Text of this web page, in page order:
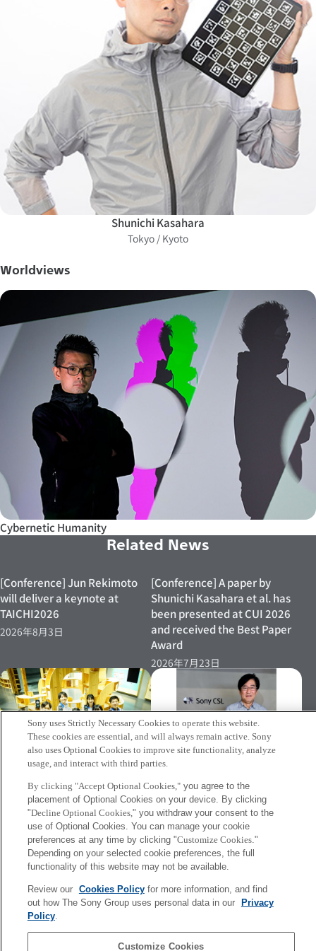
Shunichi Kasahara
Tokyo / Kyoto
Worldviews
Cybernetic Humanity
Related News
[Conference] Jun Rekimoto
will deliver a keynote at
TAICHI2026
2026年8月3日
[Conference] A paper by
Shunichi Kasahara et al. has
been presented at CUI 2026
and received the Best Paper
Award
2026年7月23日
Director Shinichi Kasahara’s
Demonstration Experiment to
Be Conducted Again at
Miraikan
2026年7月8日
[INFO] Jun Rekimoto has
been named Professor
Emeritus at the University of
Tokyo
2026年7月2日
More
Sony uses Strictly Necessary Cookies to operate this website.
These cookies are essential, and will always remain active. Sony
also uses Optional Cookies to improve site functionality, analyze
usage, and interact with third parties.
By clicking "Accept Optional Cookies,"you agree to the
placement of Optional Cookies on your device. By clicking
"Decline Optional Cookies," you withdraw your consent to the
use of Optional Cookies. You can manage your cookie
preferences at any time by clicking "Customize Cookies."
Depending on your selected cookie preferences, the full
functionality of this website may not be available.
Review our Cookies Policyfor more information, and find
out how The Sony Group uses personal data in our
Privacy
Policy.
Customize Cookies